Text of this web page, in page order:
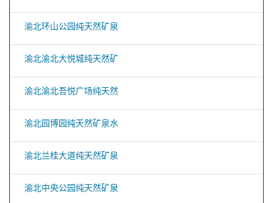
渝北环山公园纯天然矿泉
渝北渝北大悦城纯天然矿
渝北渝北吾悦广场纯天然
渝北园博园纯天然矿泉水
渝北兰桂大道纯天然矿泉
渝北中央公园纯天然矿泉